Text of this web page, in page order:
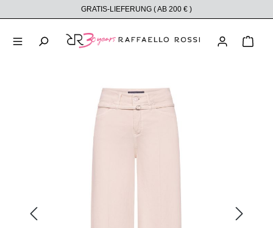
GRATIS-LIEFERUNG ( AB 200 € )